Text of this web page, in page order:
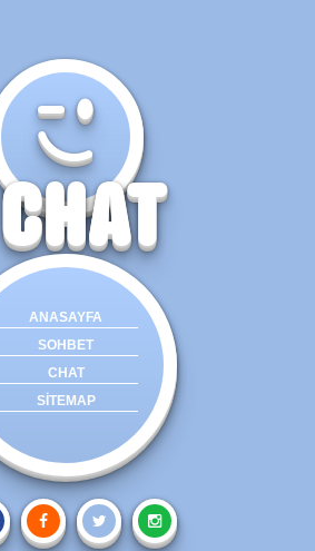
CHAT
ANASAYFA
SOHBET
CHAT
SİTEMAP